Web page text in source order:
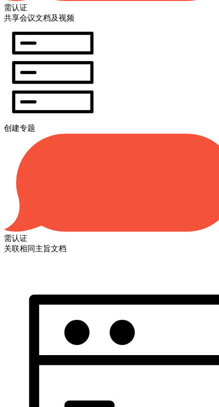
需认证
共享会议文档及视频
创建专题
需认证
关联相同主旨文档